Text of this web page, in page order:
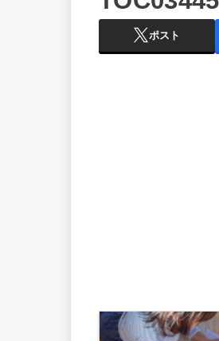
ポスト